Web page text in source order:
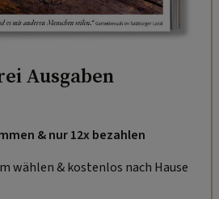
Ausgaben
& nur 12x bezahlen
wählen & kostenlos nach Hause